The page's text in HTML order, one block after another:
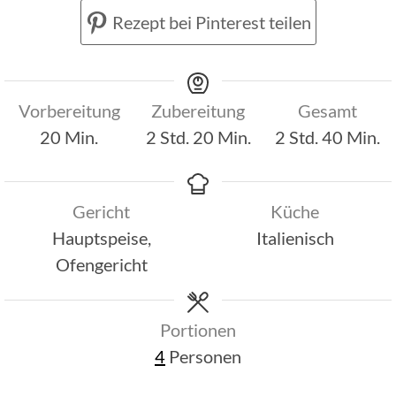
Rezept bei Pinterest teilen
Vorbereitung
20 Minuten
Min.
Zubereitung
2Stunden
Std. 20Minuten
Min.
Gesamt
2Stunden
Std.40 Min.
Gericht
Hauptspeise,
Ofengericht
Küche
Italienisch
Portionen
4 Personen